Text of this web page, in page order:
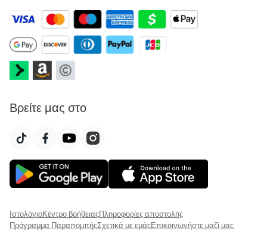
Βρείτε μας στο
ΙστολόγιοΚέντρο βοήθειαςΠληροφορίες αποστολής
Πρόγραμμα ΠαραπομπήςΣχετικά με εμάςΕπικοινωνήστε μαζί μας